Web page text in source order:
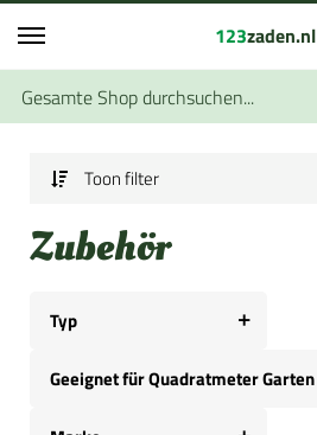
123zaden.nl
Toon filter
Zubehör
Typ
Geeignet für Quadratmeter Garten